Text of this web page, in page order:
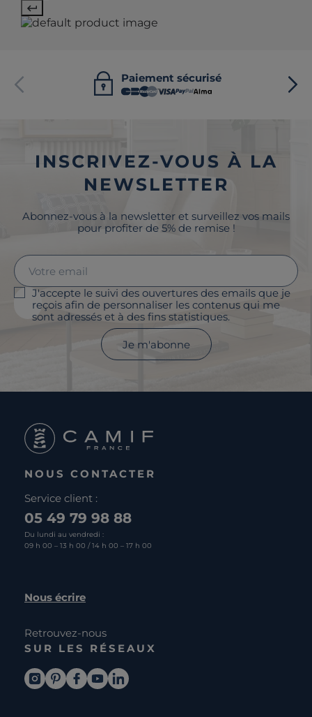
Paiement sécurisé
INSCRIVEZ-VOUS À LA
NEWSLETTER
Abonnez-vous à la newsletter et surveillez vos mails
pour profiter de 5% de remise !
J'accepte le suivi des ouvertures des emails que je
reçois afin de personnaliser les contenus qui me
sont adressés et à des fins statistiques.
Je m'abonne
NOUS CONTACTER
Service client :
05 49 79 98 88
Du lundi au vendredi :
09 h 00 – 13 h 00 / 14 h 00 – 17 h 00
Nous écrire
Retrouvez-nous
SUR LES RÉSEAUX